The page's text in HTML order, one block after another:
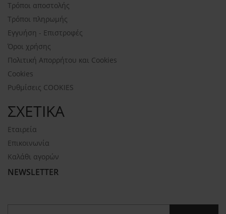
Τρόποι αποστολής
Τρόποι πληρωμής
Εγγυήση - Επιστροφές
Όροι χρήσης
Πολιτική Απορρήτου και Cookies
Cookies
Ρυθμίσεις COOKIES
ΣΧΕΤΙΚΑ
Εταιρεία
Επικοινωνία
Καλάθι αγορών
NEWSLETTER